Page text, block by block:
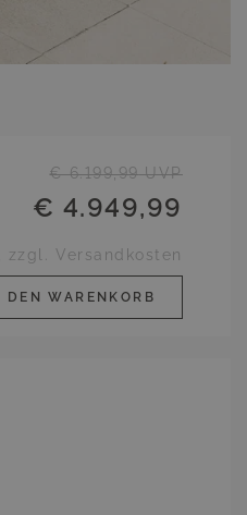
€ 6.199,99UVP
€ 4.949,99
zzgl. Versandkosten
DEN WARENKORB